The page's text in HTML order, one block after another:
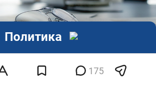
в районе с населением до 100 тыс. человек
175
Политика